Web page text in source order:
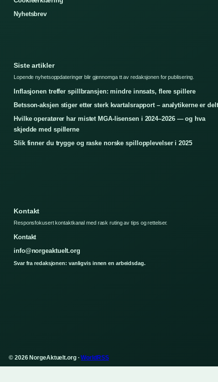
Nyhetsbrev
Siste artikler
Lopende nyhetsoppdateringer blir gjennomga tt av redaksjonen for publisering.
Inflasjonen treffer spillbransjen: mindre innsats, flere spillere
Betsson-aksjen stiger etter sterk kvartalsrapport – analytikerne er delt
Hvilke operatører har mistet MGA-lisensen i 2024–2026 — og hva
skjedde med spillerne
Slik finner du trygge og raske norske spillopplevelser i 2025
Kontakt
Responsfokusert kontaktkanal med rask ruting av tips og rettelser.
Kontakt
info@norgeaktuelt.org
Svar fra redaksjonen: vanligvis innen en arbeidsdag.
© 2026 NorgeAktuelt.org ·WorldRSS